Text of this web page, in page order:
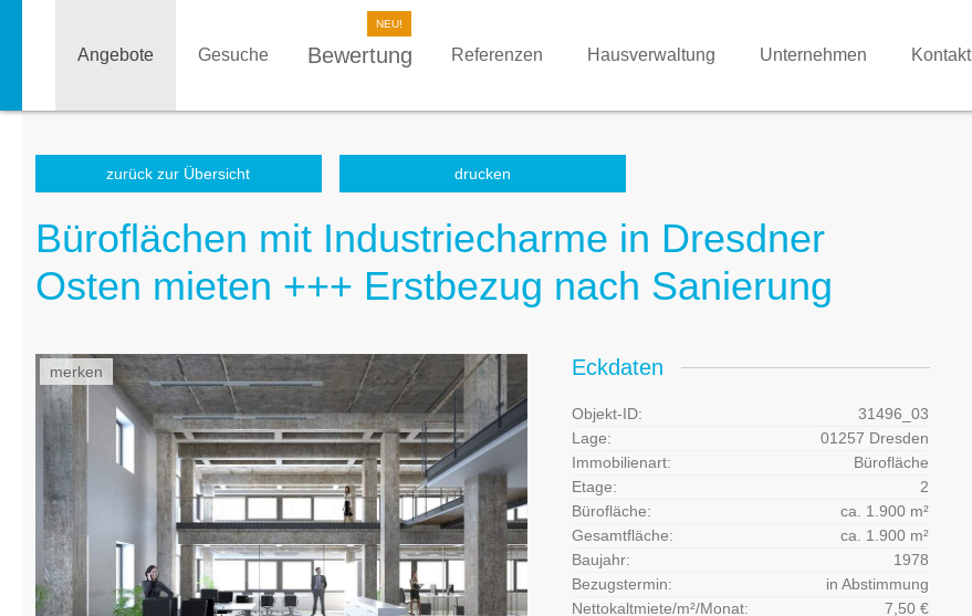
Angebote Gesuche Bewertung Referenzen Hausverwaltung Unternehmen Kontakt
zurück zur Übersicht drucken
Büroflächen mit Industriecharme in Dresdner
Osten mieten +++ Erstbezug nach Sanierung
merken Eckdaten
Objekt-ID:
31496_03
Lage:
01257 Dresden
Immobilienart:
Bürofläche
Etage:
2
Bürofläche:
ca. 1.900 m²
Gesamtfläche:
ca. 1.900 m²
Baujahr:
1978
Bezugstermin:
in Abstimmung
Nettokaltmiete/m²/Monat:
7,50 €